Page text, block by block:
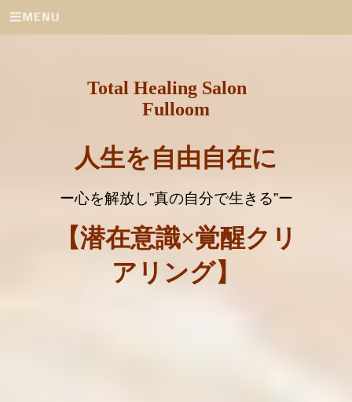
Total Healing Salon
Fulloom
人生を自由自在に
ー心を解放し”真の自分で生きる”ー
【潜在意識×覚醒クリ
アリング】